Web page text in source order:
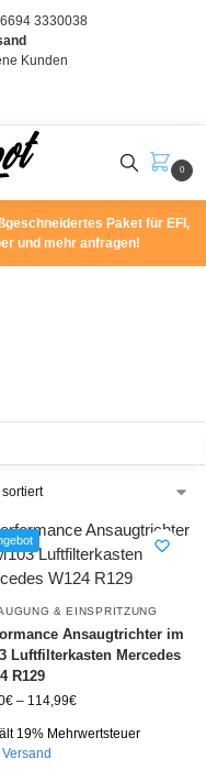
3330038
Kunden
0
Paket für EFI,
und mehr anfragen!
& EINSPRITZUNG
Ansaugtrichter im
Luftfilterkasten Mercedes
R129
€ – 114,99€
19% Mehrwertsteuer
Versand